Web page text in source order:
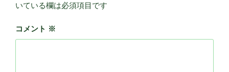
いている欄は必須項目です
コメント ※